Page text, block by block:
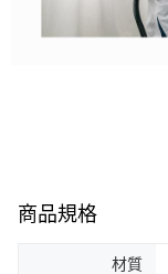
商品規格
材質